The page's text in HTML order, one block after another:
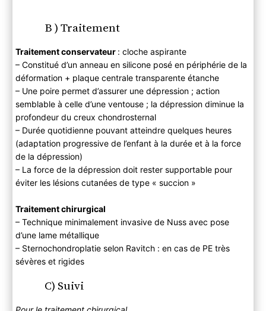
B ) Traitement
Traitement conservateur : cloche aspirante
– Constitué d’un anneau en silicone posé en périphérie de la
déformation + plaque centrale transparente étanche
– Une poire permet d’assurer une dépression ; action
semblable à celle d’une ventouse ; la dépression diminue la
profondeur du creux chondrosternal
– Durée quotidienne pouvant atteindre quelques heures
(adaptation progressive de l’enfant à la durée et à la force
de la dépression)
– La force de la dépression doit rester supportable pour
éviter les lésions cutanées de type « succion »
Traitement chirurgical
– Technique minimalement invasive de Nuss avec pose
d’une lame métallique
– Sternochondroplatie selon Ravitch : en cas de PE très
sévères et rigides
C) Suivi